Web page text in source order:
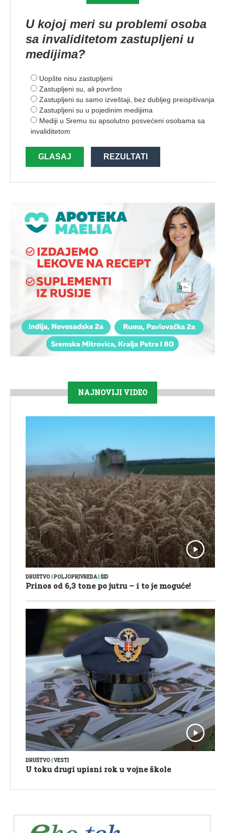
U kojoj meri su problemi osoba
sa invaliditetom zastupljeni u
medijima?
Uopšte nisu zastupljeni
Zastupljeni su, ali površno
Zastupljeni su samo izveštaji, bez dubljeg preispitivanja
Zastupljeni su u pojedinim medijima
Mediji u Sremu su apsolutno posvećeni osobama sa
invaliditetom
GLASAJ REZULTATI
NAJNOVIJI VIDEO
DRUŠTVO POLJOPRIVREDA| ŠID
Prinos od 6,3 tone po jutru – i to je moguće!
DRUŠTVO VESTI
U toku drugi upisni rok u vojne škole